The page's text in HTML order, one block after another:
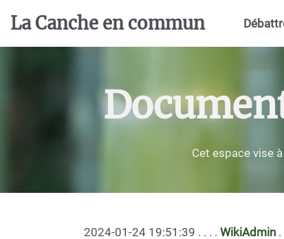
Aller au contenu principal
La Canche en commun
Cet espace vise
2024-01-24 19:51:39 . . . . WikiAdmin